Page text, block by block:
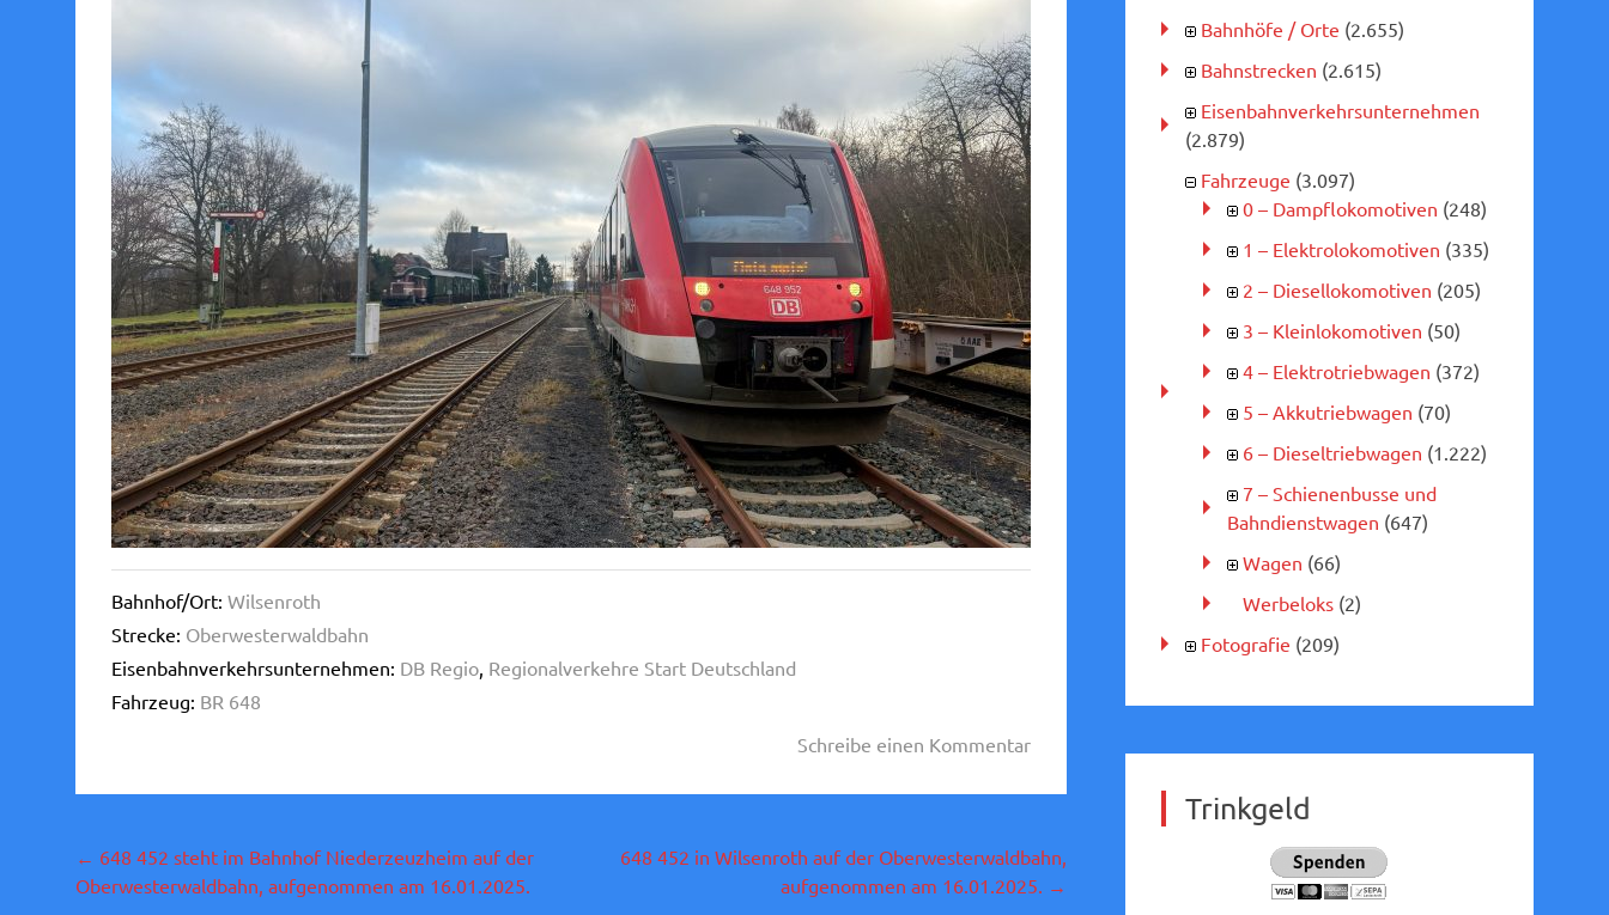
Bahnhof/Ort: Wilsenroth
Strecke: Oberwesterwaldbahn
Eisenbahnverkehrsunternehmen: DB Regio, Regionalverkehre Start Deutschland
Fahrzeug: BR 648
Schreibe einen Kommentar
Beitragsnavigation
← 648 452 steht im Bahnhof Niederzeuzheim auf der
Oberwesterwaldbahn, aufgenommen am 16.01.2025.
648 452 in Wilsenroth auf der Oberwesterwaldbahn,
aufgenommen am 16.01.2025. →
Bahnhöfe / Orte (2.655)
Bahnstrecken (2.615)
Eisenbahnverkehrsunternehmen
(2.879)
Fahrzeuge (3.097)
0 – Dampflokomotiven (248)
1 – Elektrolokomotiven (335)
2 – Diesellokomotiven (205)
3 – Kleinlokomotiven (50)
4 – Elektrotriebwagen (372)
5 – Akkutriebwagen (70)
6 – Dieseltriebwagen (1.222)
7 – Schienenbusse und
Bahndienstwagen (647)
Wagen (66)
Werbeloks(2)
Fotografie (209)
Trinkgeld